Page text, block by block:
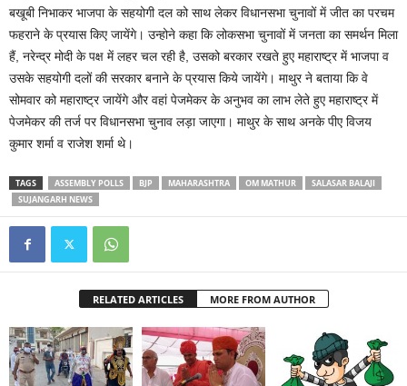
बखूबी निभाकर भाजपा के सहयोगी दल को साथ लेकर विधानसभा चुनावों में जीत का परचम
फहराने के प्रयास किए जायेंगे। उन्होने कहा कि लोकसभा चुनावों में जनता का समर्थन मिला
हैं, नरेन्द्र मोदी के पक्ष में लहर चल रही है, उसको बरकार रखते हुए महाराष्ट्र में भाजपा व
उसके सहयोगी दलों की सरकार बनाने के प्रयास किये जायेंगे। माथुर ने बताया कि वे
सोमवार को महाराष्ट्र जायेंगे और वहां पेजमेकर के अनुभव का लाभ लेते हुए महाराष्ट्र में
पेजमेकर की तर्ज पर विधानसभा चुनाव लड़ा जाएगा। माथुर के साथ अनके पीए विजय
कुमार शर्मा व राजेश शर्मा थे।
TAGS ASSEMBLY POLLS BJP MAHARASHTRA OM MATHUR
SALASAR BALAJI
SUJANGARH NEWS
RELATED ARTICLES MORE FROM AUTHOR